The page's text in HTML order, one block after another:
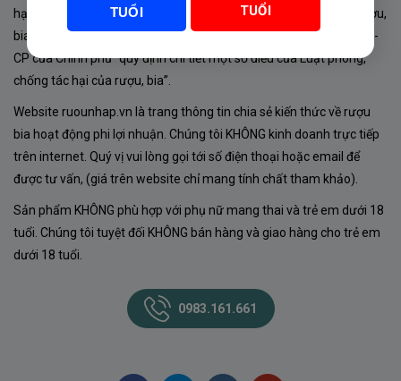
hại của rượu, bia” số 44/2019/QH14-Điều 16 về “điều kiện bán rượu,
bia theo hình thức thương mại điện tử”; Nghị định số 24/2020/NĐ-
CP của Chính phủ “quy định chi tiết một số điều của Luật phòng,
chống tác hại của rượu, bia”.
Website ruounhap.vn là trang thông tin chia sẻ kiến thức về rượu
bia hoạt động phi lợi nhuận. Chúng tôi KHÔNG kinh doanh trực tiếp
trên internet. Quý vị vui lòng gọi tới số điện thoại hoặc email để
được tư vấn, (giá trên website chỉ mang tính chất tham khảo).
Sản phẩm KHÔNG phù hợp với phụ nữ mang thai và trẻ em dưới 18
tuổi. Chúng tôi tuyệt đối KHÔNG bán hàng và giao hàng cho trẻ em
dưới 18 tuổi.
0983.161.661
TUỔI
TUỔI